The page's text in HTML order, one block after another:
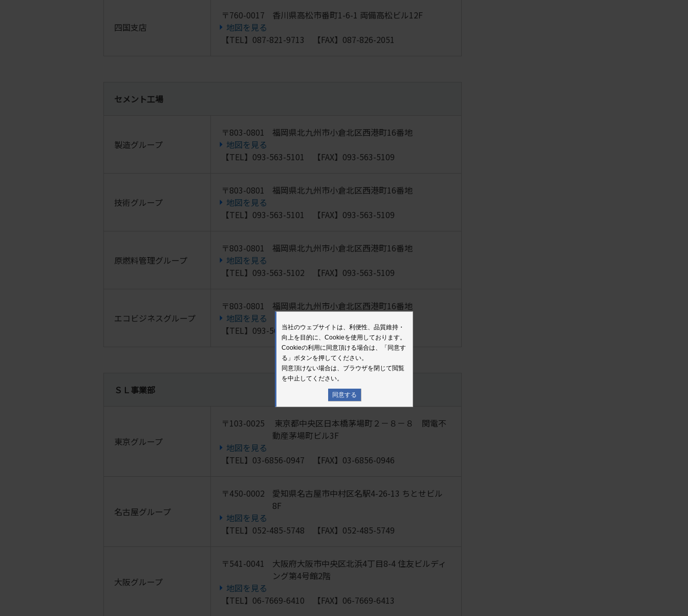
四国支店
〒760-0017
香川県高松市番町1-6-1 両備高松ビル12F
地図を見る
【TEL】087-821-9713 【FAX】087-826-2051
セメント工場
製造グループ
〒803-0801
福岡県北九州市小倉北区西港町16番地
地図を見る
【TEL】093-563-5101 【FAX】093-563-5109
技術グループ
〒803-0801
福岡県北九州市小倉北区西港町16番地
地図を見る
【TEL】093-563-5101 【FAX】093-563-5109
原燃料管理グループ
〒803-0801
福岡県北九州市小倉北区西港町16番地
地図を見る
【TEL】093-563-5102 【FAX】093-563-5109
エコビジネスグループ
〒803-0801
福岡県北九州市小倉北区西港町16番地
地図を見る
【TEL】093-563-5102 【FAX】093-563-5109
ＳＬ事業部
東京グループ
〒103-0025
東京都中央区日本橋茅場町２－８－８ 関電不
動産茅場町ビル3F
地図を見る
【TEL】03-6856-0947 【FAX】03-6856-0946
名古屋グループ
〒450-0002
愛知県名古屋市中村区名駅4-26-13 ちとせビル
8F
地図を見る
【TEL】052-485-5748 【FAX】052-485-5749
大阪グループ
〒541-0041
大阪府大阪市中央区北浜4丁目8-4 住友ビルディ
ング第4号館2階
地図を見る
【TEL】06-7669-6410 【FAX】06-7669-6413
当社のウェブサイトは、利便性、品質維持・
向上を目的に、Cookieを使用しております。
Cookieの利用に同意頂ける場合は、「同意す
る」ボタンを押してください。
同意頂けない場合は、ブラウザを閉じて閲覧
を中止してください。
同意する